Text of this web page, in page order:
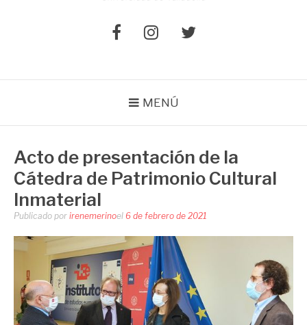
ElementoElementoElemento
MENÚ
Acto de presentación de la
Cátedra de Patrimonio Cultural
Inmaterial
Publicado por irenemerinoel 6 de febrero de 2021